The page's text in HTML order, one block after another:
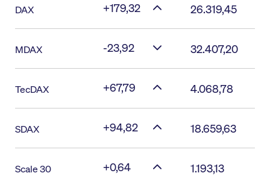
DAX +179,32 26.319,45
MDAX -23,92 32.407,20
TecDAX +67,79 4.068,78
SDAX +94,82 18.659,63
Scale 30 +0,64 1.193,13